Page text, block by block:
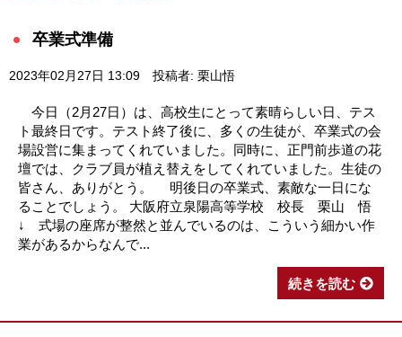
卒業式準備
2023年02月27日 13:09 投稿者: 栗山悟
今日（2月27日）は、高校生にとって素晴らしい日、テス
ト最終日です。テスト終了後に、多くの生徒が、卒業式の会
場設営に集まってくれていました。同時に、正門前歩道の花
壇では、クラブ員が植え替えをしてくれていました。生徒の
皆さん、ありがとう。 明後日の卒業式、素敵な一日にな
ることでしょう。 大阪府立泉陽高等学校 校長 栗山 悟
↓ 式場の座席が整然と並んでいるのは、こういう細かい作
業があるからなんで...
続きを読む